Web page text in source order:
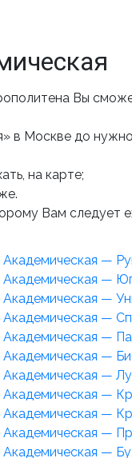
Вы
в Москве до
на карте;
Вам следует
Академическая —
Академическая —
Академическая —
Академическая —
Академическая —
Академическая —
Академическая —
Академическая —
Академическая —
Академическая —
Академическая —